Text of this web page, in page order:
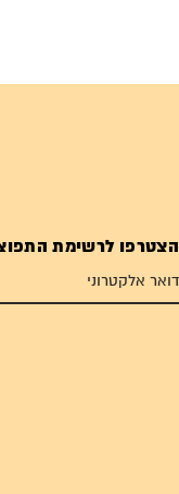
הצטרפו לרשימת